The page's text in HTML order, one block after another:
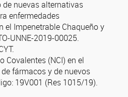
de nuevas alternativas
enfermedades
el Impenetrable Chaqueño y
UNNE-2019-00025.
Covalentes (NCI) en el
fármacos y de nuevos
19V001 (Res 1015/19).